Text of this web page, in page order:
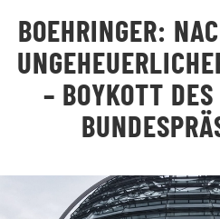
LANDESGRUPPEN
VERANSTALTUNGEN
BOEHRINGER:
– BOYKOTT